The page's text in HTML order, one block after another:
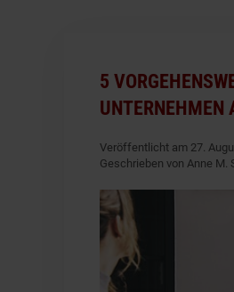
5
UNTERNEHMEN
Veröffentlicht am 27.
Geschrieben von Anne M.